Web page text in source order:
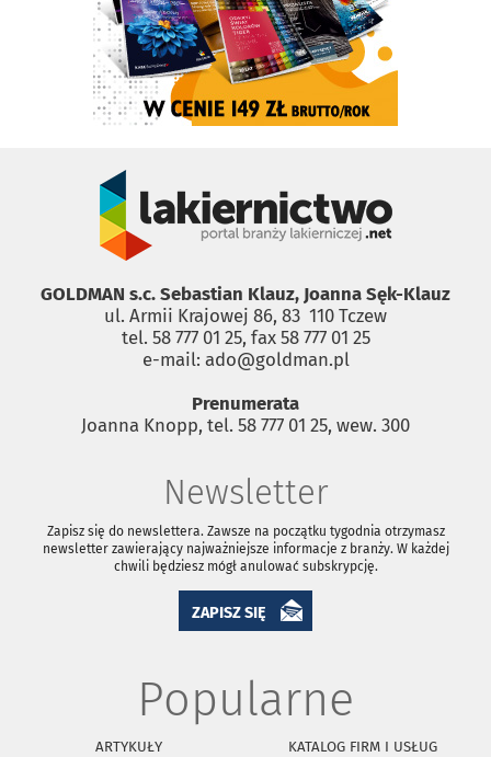
GOLDMAN s.c. Sebastian Klauz, Joanna Sęk-Klauz
ul. Armii Krajowej 86, 83 ­ 110 Tczew
tel. 58 777 01 25, fax 58 777 01 25
e-mail: ado@goldman.pl
Prenumerata
Joanna Knopp, tel. 58 777 01 25, wew. 300
Newsletter
Zapisz się do newslettera. Zawsze na początku tygodnia otrzymasz
newsletter zawierający najważniejsze informacje z branży. W każdej
chwili będziesz mógł anulować subskrypcję.
ZAPISZ SIĘ
Popularne
ARTYKUŁY
KATALOG FIRM I USŁUG